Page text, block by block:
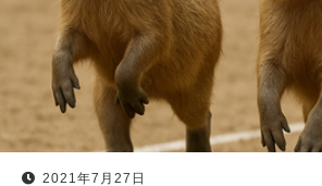
2021年7月27日